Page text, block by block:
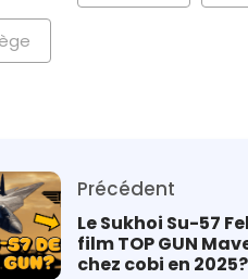
Précédent
Le Sukhoi Su-57
film TOP GUN
chez cobi en 2025?